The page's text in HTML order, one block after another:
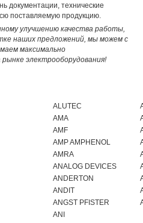
документации, технические
поставляемую продукцию.
улучшению качества работы,
наших предложений, мы можем с
максимально
электрооборудования!
ALUTEC
AMA
AMF
AMP AMPHENOL
AMRA
ANALOG DEVICES
ANDERTON
ANDIT
ANGST PFISTER
ANI